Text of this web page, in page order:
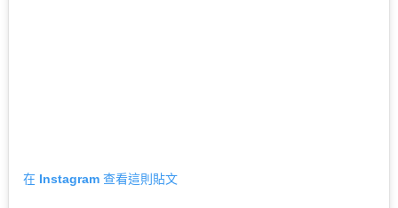
在 Instagram 查看這則貼文